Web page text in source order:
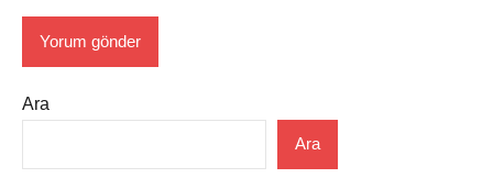
Ara
Ara